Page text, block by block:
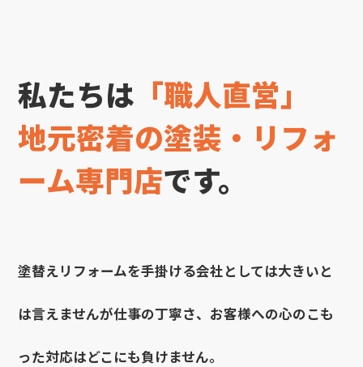
私たちは 「職人直営」
地元密着の塗装・リフォ
ーム専門店です。
塗替えリフォームを手掛ける会社としては大きいと
は言えませんが仕事の丁寧さ、お客様への心のこも
った対応はどこにも負けません。